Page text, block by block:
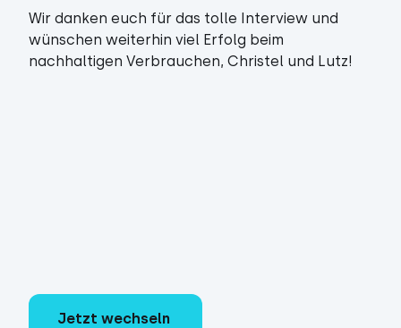
Wir danken euch für das tolle Interview und
wünschen weiterhin viel Erfolg beim
nachhaltigen Verbrauchen, Christel und Lutz!
Jetzt wechseln